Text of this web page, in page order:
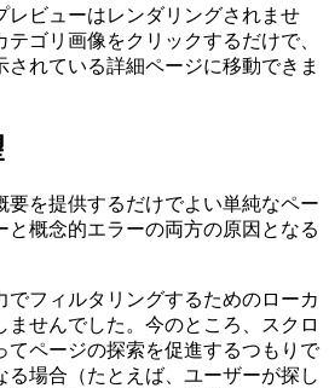
ビューはレンダリングされませ
れている詳細ページに移動できま
と概念的エラーの両方の原因となる
でフィルタリングするためのローカ